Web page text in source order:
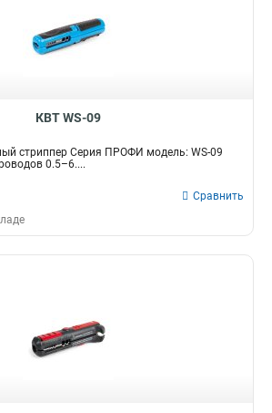
КВТ WS-09
стриппер Серия ПРОФИ модель: WS-09
0.5–6....
Сравнить